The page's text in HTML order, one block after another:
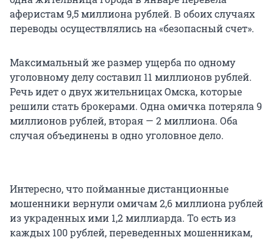
аферистам 9,5 миллиона рублей. В обоих случаях
переводы осуществлялись на «безопасный счет».
Максимальный же размер ущерба по одному
уголовному делу составил 11 миллионов рублей.
Речь идет о двух жительницах Омска, которые
решили стать брокерами. Одна омичка потеряла 9
миллионов рублей, вторая — 2 миллиона. Оба
случая объединены в одно уголовное дело.
Интересно, что пойманные дистанционные
мошенники вернули омичам 2,6 миллиона рублей
из украденных ими 1,2 миллиарда. То есть из
каждых 100 рублей, переведенных мошенникам,